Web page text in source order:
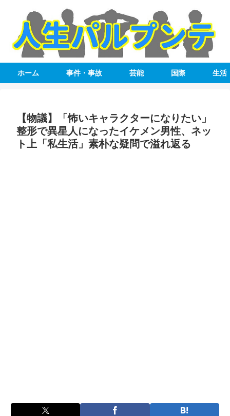
ホーム 事件・事故 芸能 国際 生活
【物議】「怖いキャラクターになりたい」
整形で異星人になったイケメン男性、ネッ
ト上「私生活」素朴な疑問で溢れ返る